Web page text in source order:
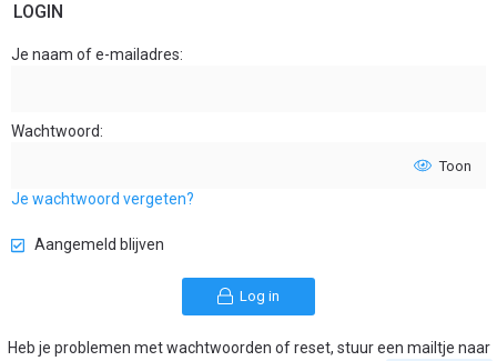
LOGIN
Je naam of e-mailadres
Wachtwoord
Toon
Je wachtwoord vergeten?
Aangemeld blijven
Log in
Heb je problemen met wachtwoorden of reset, stuur een mailtje naar